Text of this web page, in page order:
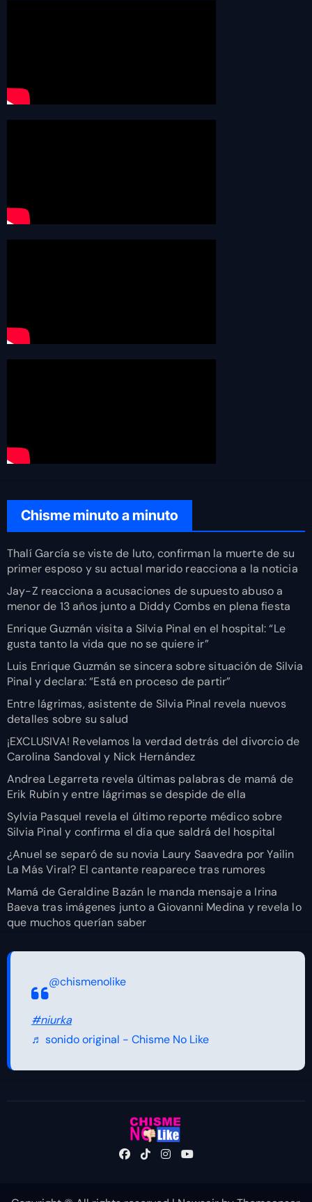
Chisme minuto a minuto
Thalí García se viste de luto, confirman la muerte de su
primer esposo y su actual marido reacciona a la noticia
Jay-Z reacciona a acusaciones de supuesto abuso a
menor de 13 años junto a Diddy Combs en plena fiesta
Enrique Guzmán visita a Silvia Pinal en el hospital: “Le
gusta tanto la vida que no se quiere ir”
Luis Enrique Guzmán se sincera sobre situación de Silvia
Pinal y declara: “Está en proceso de partir”
Entre lágrimas, asistente de Silvia Pinal revela nuevos
detalles sobre su salud
¡EXCLUSIVA! Revelamos la verdad detrás del divorcio de
Carolina Sandoval y Nick Hernández
Andrea Legarreta revela últimas palabras de mamá de
Erik Rubín y entre lágrimas se despide de ella
Sylvia Pasquel revela el último reporte médico sobre
Silvia Pinal y confirma el día que saldrá del hospital
¿Anuel se separó de su novia Laury Saavedra por Yailin
La Más Viral? El cantante reaparece tras rumores
Mamá de Geraldine Bazán le manda mensaje a Irina
Baeva tras imágenes junto a Giovanni Medina y revela lo
que muchos querían saber
@chismenolike
#niurka
♬ sonido original - Chisme No Like